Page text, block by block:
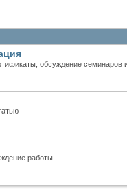
обсуждение семинаров
работы